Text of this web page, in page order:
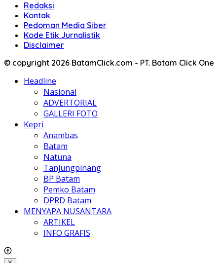
Redaksi
Kontak
Pedoman Media Siber
Kode Etik Jurnalistik
Disclaimer
© copyright 2026 BatamClick.com - PT. Batam Click One
Headline
Nasional
ADVERTORIAL
GALLERI FOTO
Kepri
Anambas
Batam
Natuna
Tanjungpinang
BP Batam
Pemko Batam
DPRD Batam
MENYAPA NUSANTARA
ARTIKEL
INFO GRAFIS